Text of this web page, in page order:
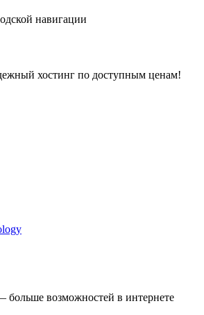
навигации
хостинг по доступным ценам!
больше возможностей в интернете